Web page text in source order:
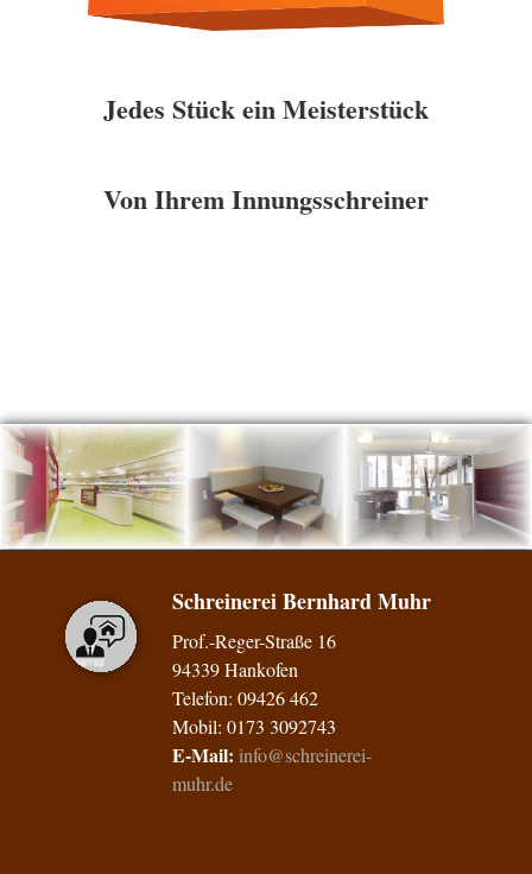
Jedes Stück ein Meisterstück
Von Ihrem Innungsschreiner
Schreinerei Bernhard Muhr
Prof.-Reger-Straße 16
94339 Hankofen
Telefon: 09426 462
Mobil: 0173 3092743
E-Mail: info@schreinerei-
muhr.de